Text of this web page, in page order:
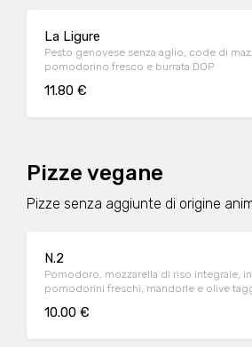
La Ligure
Pesto genovese senza aglio, code di
pomodorino fresco e burrata DOP
11.80 €
Pizze vegane
Pizze senza aggiunte di origine
N.2
Pomodoro, mozzarella di riso integrale,
pomodorini freschi, mandorle e olive
10.00 €